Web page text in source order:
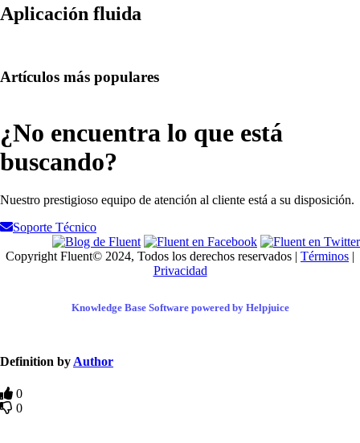
Aplicación fluida
Artículos más populares
¿No encuentra lo que está
buscando?
Nuestro prestigioso equipo de atención al cliente está a su disposición.
Soporte Técnico
Copyright Fluent© 2024, Todos los derechos reservados | Términos |
Privacidad
Knowledge Base Software powered by Helpjuice
Definition by Author
0
0